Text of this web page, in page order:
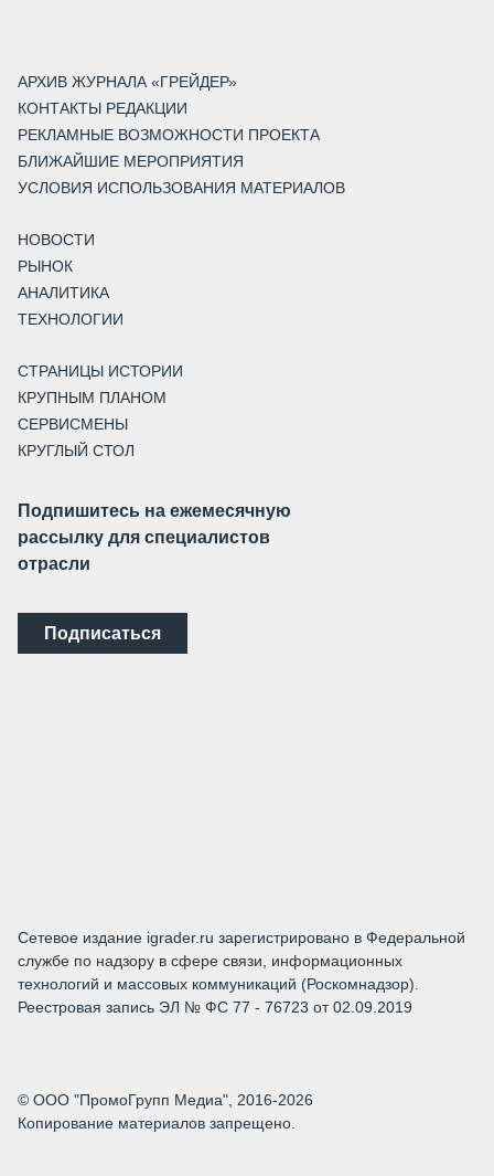
АРХИВ ЖУРНАЛА «ГРЕЙДЕР»
КОНТАКТЫ РЕДАКЦИИ
РЕКЛАМНЫЕ ВОЗМОЖНОСТИ ПРОЕКТА
БЛИЖАЙШИЕ МЕРОПРИЯТИЯ
УСЛОВИЯ ИСПОЛЬЗОВАНИЯ МАТЕРИАЛОВ
НОВОСТИ
РЫНОК
АНАЛИТИКА
ТЕХНОЛОГИИ
СТРАНИЦЫ ИСТОРИИ
КРУПНЫМ ПЛАНОМ
СЕРВИСМЕНЫ
КРУГЛЫЙ СТОЛ
Подпишитесь на ежемесячную
рассылку для специалистов
отрасли
Подписаться
Сетевое издание igrader.ru зарегистрировано в Федеральной
службе по надзору в сфере связи, информационных
технологий и массовых коммуникаций (Роскомнадзор).
Реестровая запись ЭЛ № ФС 77 - 76723 от 02.09.2019
© ООО "ПромоГрупп Медиа", 2016-2026
Копирование материалов запрещено.